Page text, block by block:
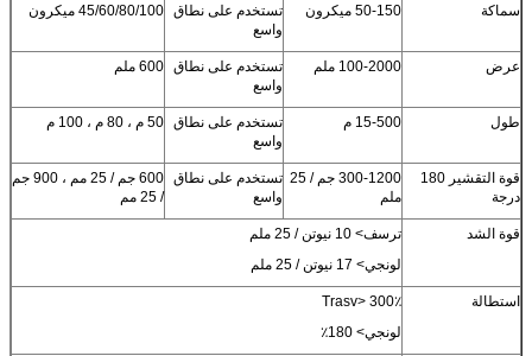
سماكة 50-150 ميكرون
تستخدم على نطاق
واسع
45/60/80/100 ميكرون
عرض 100-2000 ملم
تستخدم على نطاق
واسع
600 ملم
طول 15-500 م
تستخدم على نطاق
واسع
50 م ، 80 م ، 100 م
قوة التقشير 180
درجة
300-1200 جم / 25
ملم
تستخدم على نطاق
واسع
600 جم / 25 مم ، 900 جم
/ 25 مم
قوة الشد
ترسف> 10 نيوتن / 25 ملم
لونجي> 17 نيوتن / 25 ملم
استطالة
Trasv> 300٪
لونجي> 180٪